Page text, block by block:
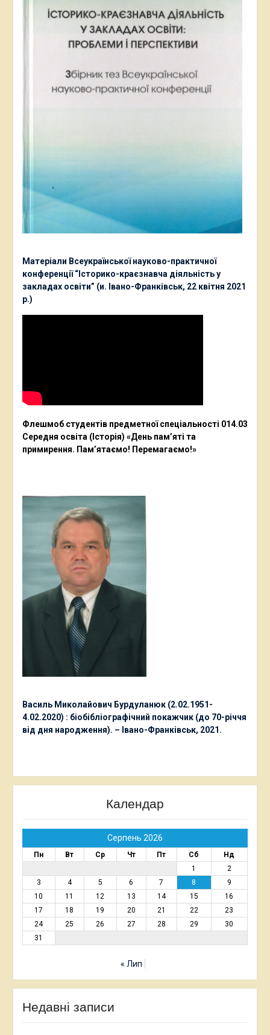
Матеріали Всеукраїнської науково-практичної
конференції “Історико-краєзнавча діяльність у
закладах освіти” (и. Івано-Франківськ, 22 квітня 2021
р.)
Флешмоб студентів предметної спеціальності 014.03
Середня освіта (Історія) «День пам’яті та
примирення. Пам’ятаємо! Перемагаємо!»
Василь Миколайович Бурдуланюк (2.02.1951-
4.02.2020) : біобібліографічний покажчик (до 70-річчя
від дня народження). – Івано-Франківськ, 2021.
Календар
Серпень 2026
Пн Вт Ср Чт Пт Сб
Нд
1
2
3
4 5 6 7 8
9
10
11 12 13 14 15
16
17
18 19 20 21 22
23
24
25 26 27 28 29
30
31
« Лип
Недавні записи